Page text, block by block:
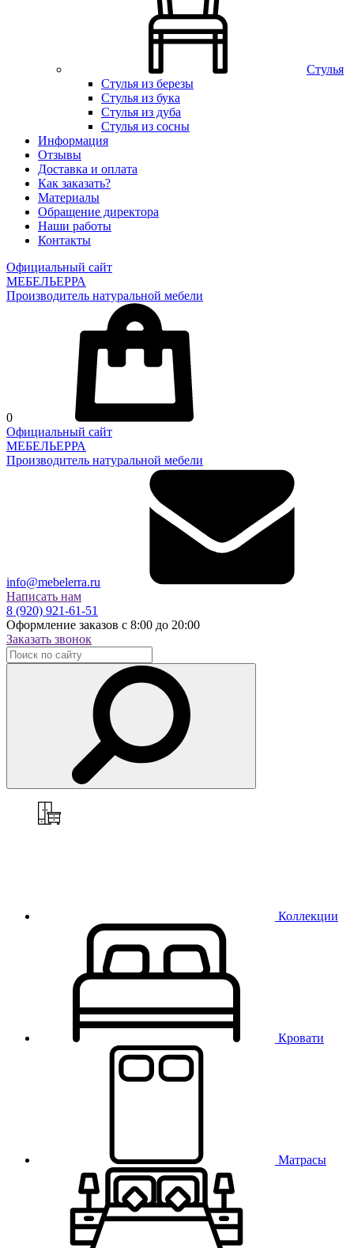
Стулья
Стулья из березы
Стулья из бука
Стулья из дуба
Стулья из сосны
Информация
Отзывы
Доставка и оплата
Как заказать?
Материалы
Обращение директора
Наши работы
Контакты
Официальный сайт
МЕБЕЛЬЕРРА
Производитель натуральной мебели
0
Официальный сайт
МЕБЕЛЬЕРРА
Производитель натуральной мебели
info@mebelerra.ru
Написать нам
8 (920) 921-61-51
Оформление заказов с 8:00 до 20:00
Заказать звонок
Коллекции
Кровати
Матрасы